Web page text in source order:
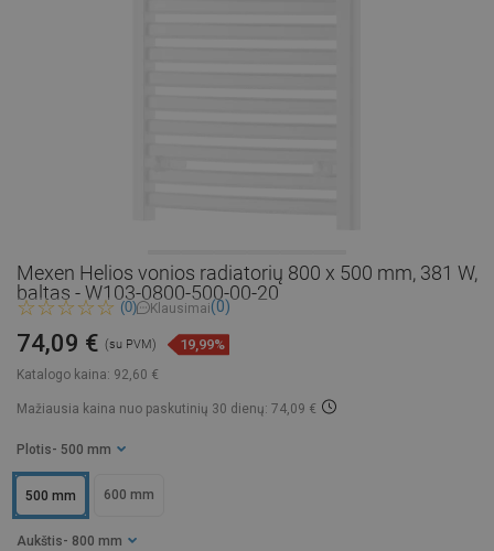
Mexen Helios vonios radiatorių 800 x 500 mm, 381 W,
baltas - W103-0800-500-00-20
(0) Klausimai(0)
Katalogo kaina: 92,60 €
74,09 € (su PVM) 19,99%
Mažiausia kaina nuo paskutinių 30 dienų: 74,09 €
Plotis - 500 mm
500 mm 600 mm
Aukštis - 800 mm